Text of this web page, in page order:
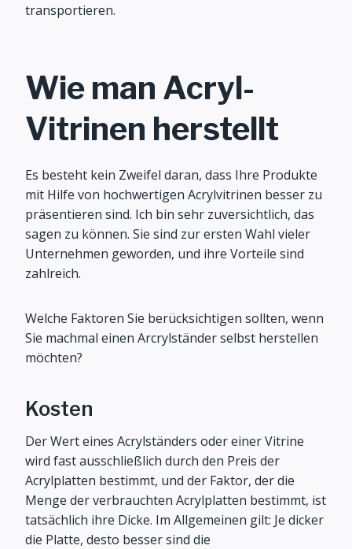
transportieren.
Wie man Acryl-
Vitrinen herstellt
Es besteht kein Zweifel daran, dass Ihre Produkte
mit Hilfe von hochwertigen Acrylvitrinen besser zu
präsentieren sind. Ich bin sehr zuversichtlich, das
sagen zu können. Sie sind zur ersten Wahl vieler
Unternehmen geworden, und ihre Vorteile sind
zahlreich.
Welche Faktoren Sie berücksichtigen sollten, wenn
Sie machmal einen Arcrylständer selbst herstellen
möchten?
Kosten
Der Wert eines Acrylständers oder einer Vitrine
wird fast ausschließlich durch den Preis der
Acrylplatten bestimmt, und der Faktor, der die
Menge der verbrauchten Acrylplatten bestimmt, ist
tatsächlich ihre Dicke. Im Allgemeinen gilt: Je dicker
die Platte, desto besser sind die